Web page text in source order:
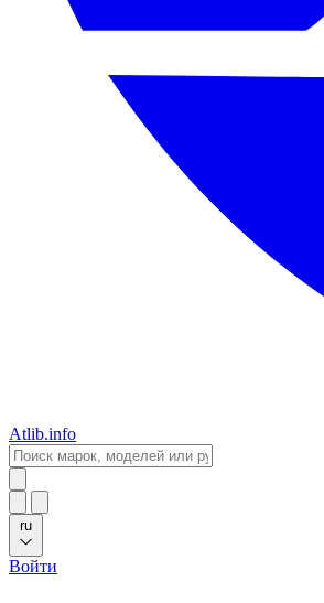
Atlib.info
ru
Войти